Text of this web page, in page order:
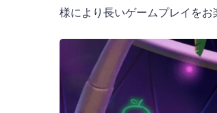
様により長いゲームプレイを